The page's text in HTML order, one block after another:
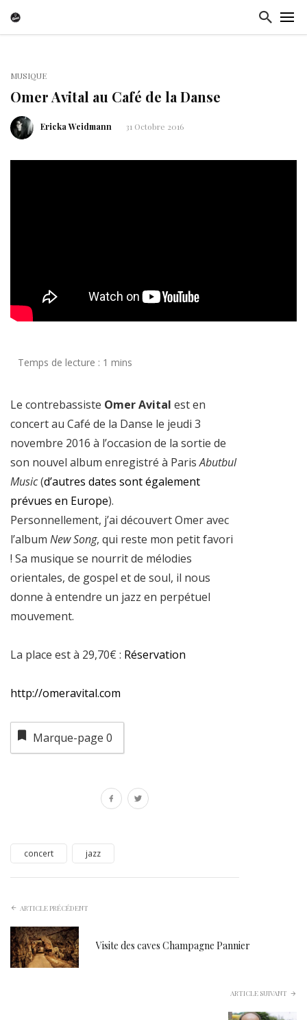
MUSIQUE
Omer Avital au Café de la Danse
Ericka Weidmann 31 Octobre 2016
Le contrebassiste Omer Avital est en
concert au Café de la Danse le jeudi 3
novembre 2016 à l’occasion de la sortie de
son nouvel album enregistré à ParisAbutbul
Music(d’autres dates sont également
prévues en Europe).
Personnellement, j’ai découvert Omer avec
l’album New Song, qui reste mon petit favori
! Sa musique se nourrit de mélodies
orientales, de gospel et de soul, il nous
donne à entendre un jazz en perpétuel
mouvement.
La place est à 29,70€ : Réservation
http://omeravital.com
Marque-page 0
concert jazz
ARTICLE PRÉCÉDENT
Visite des caves Champagne Pannier
ARTICLE SUIVANT